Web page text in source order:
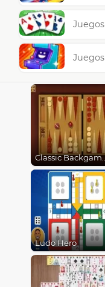
Classic
Ludo Hero